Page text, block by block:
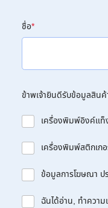
ชื่อ*
ข้าพเจ้ายินดีรับข้อมูลสินค้
เครื่องพิมพ์อิงค์แท็
เครื่องพิมพ์สติกเก
ข้อมูลการโฆษณา ป
ฉันได้อ่าน, ทำความ